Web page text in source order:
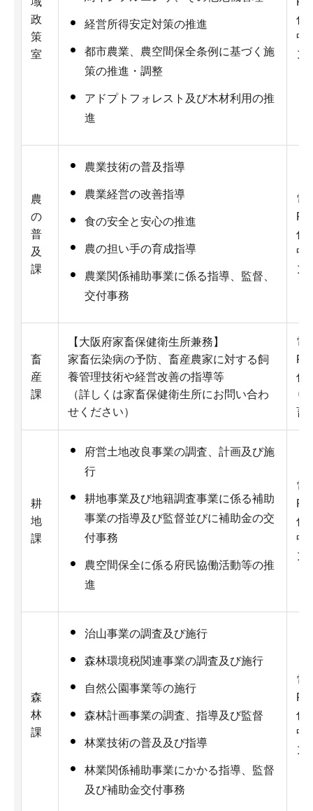
政
策
室
経営所得安定対策の推進
都市農業、農空間保全条例に基づく施
策の推進・調整
アドプトフォレスト及び木材利用の推
進
住
中
ン
農
の
普
及
課
農業技術の普及指導
農業経営の改善指導
食の安全と安心の推進
農の担い手の育成指導
農業関係補助事業に係る指導、監督、
交付事務
電
住
中
ン
畜
産
課
【大阪府家畜保健衛生所兼務】
家畜伝染病の予防、畜産農家に対する飼
養管理技術や経営改善の指導等
（詳しくは家畜保健衛生所にお問い合わ
せください）
電
住
り
畜
耕
地
課
府営土地改良事業の調査、計画及び施
行
耕地事業及び地籍調査事業に係る補助
事業の指導及び監督並びに補助金の交
付事務
農空間保全に係る府民協働活動等の推
進
電
住
中
ン
森
林
課
治山事業の調査及び施行
森林環境税関連事業の調査及び施行
自然公園事業等の施行
森林計画事業の調査、指導及び監督
林業技術の普及及び指導
林業関係補助事業にかかる指導、監督
及び補助金交付事務
電
住
中
ン